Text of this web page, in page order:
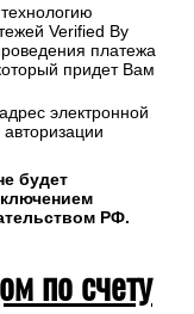
Verified By
платежа
придет Вам
электронной
будет
РФ.
по счету